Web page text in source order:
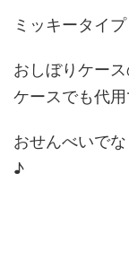
ミッキータイ
おしぼりケー
ケースでも代
おせんべいで
♪